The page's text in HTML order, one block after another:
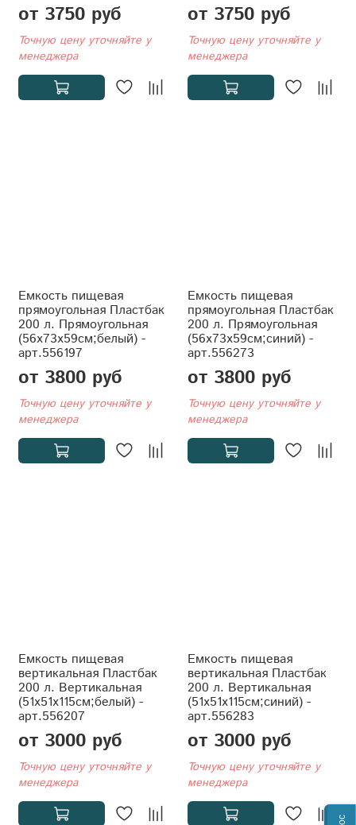
от 3750 руб
Точную цену уточняйте у
менеджера
от 3750 руб
Точную цену уточняйте у
менеджера
Емкость пищевая
прямоугольная Пластбак
200 л. Прямоугольная
(56x73x59см;белый) -
арт.556197
от 3800 руб
Точную цену уточняйте у
менеджера
Емкость пищевая
прямоугольная Пластбак
200 л. Прямоугольная
(56x73x59см;синий) -
арт.556273
от 3800 руб
Точную цену уточняйте у
менеджера
Емкость пищевая
вертикальная Пластбак
200 л. Вертикальная
(51x51x115см;белый) -
арт.556207
от 3000 руб
Точную цену уточняйте у
менеджера
Емкость пищевая
вертикальная Пластбак
200 л. Вертикальная
(51x51x115см;синий) -
арт.556283
от 3000 руб
Точную цену уточняйте у
менеджера